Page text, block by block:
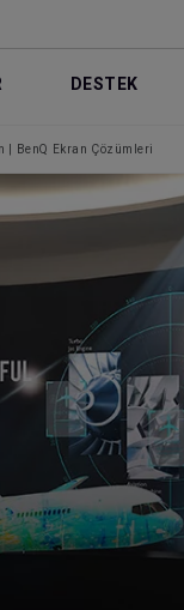
DESTEK
| BenQ Ekran Çözümleri